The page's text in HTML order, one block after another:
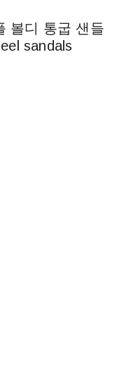
볼디 통굽 샌들
sandals